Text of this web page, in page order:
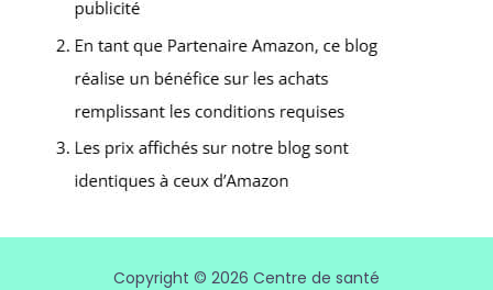
Copyright © 2026 Centre de santé